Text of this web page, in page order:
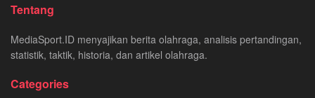
Tentang
MediaSport.ID menyajikan berita olahraga, analisis pertandingan,
statistik, taktik, historia, dan artikel olahraga.
Categories